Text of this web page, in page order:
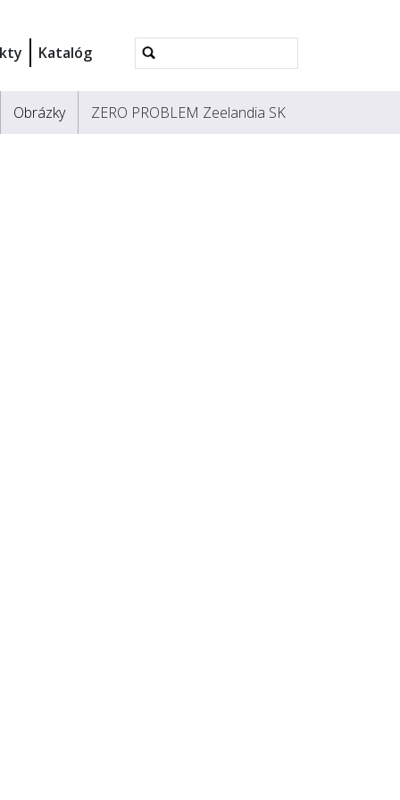
Katalóg
Rozšírené
vyhľadávanie...
Obrázky ZERO PROBLEM Zeelandia SK